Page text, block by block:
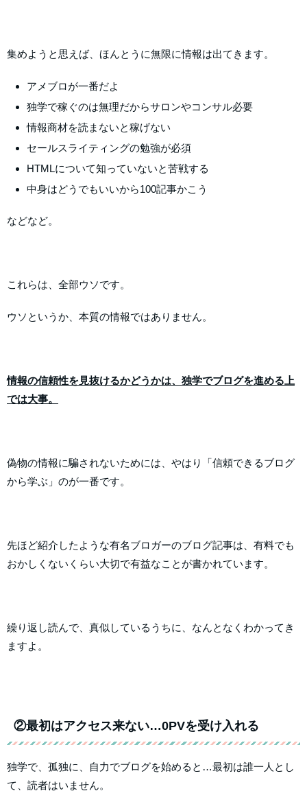
集めようと思えば、ほんとうに無限に情報は出てきます。
アメブロが一番だよ
独学で稼ぐのは無理だからサロンやコンサル必要
情報商材を読まないと稼げない
セールスライティングの勉強が必須
HTMLについて知っていないと苦戦する
中身はどうでもいいから100記事かこう
などなど。
これらは、全部ウソです。
ウソというか、本質の情報ではありません。
情報の信頼性を見抜けるかどうかは、独学でブログを進める上
では大事。
偽物の情報に騙されないためには、やはり「信頼できるブログ
から学ぶ」のが一番です。
先ほど紹介したような有名ブロガーのブログ記事は、有料でも
おかしくないくらい大切で有益なことが書かれています。
繰り返し読んで、真似しているうちに、なんとなくわかってき
ますよ。
②最初はアクセス来ない…0PVを受け入れる
独学で、孤独に、自力でブログを始めると…最初は誰一人とし
て、読者はいません。